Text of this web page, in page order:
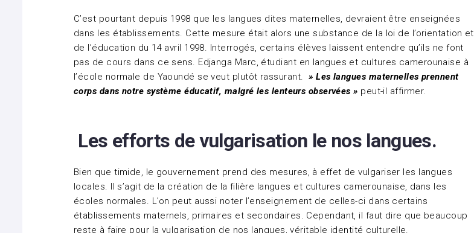
C’est pourtant depuis 1998 que les langues dites maternelles, devraient être enseignées
dans les établissements. Cette mesure était alors une substance de la loi de l’orientation et
de l’éducation du 14 avril 1998. Interrogés, certains élèves laissent entendre qu’ils ne font
pas de cours dans ce sens. Edjanga Marc, étudiant en langues et cultures camerounaise à
l’école normale de Yaoundé se veut plutôt rassurant. » Les langues maternelles prennent
corps dans notre système éducatif, malgré les lenteurs observées » peut-il affirmer.
Les efforts de vulgarisation le nos langues.
Bien que timide, le gouvernement prend des mesures, à effet de vulgariser les langues
locales. Il s’agit de la création de la filière langues et cultures camerounaise, dans les
écoles normales. L’on peut aussi noter l’enseignement de celles-ci dans certains
établissements maternels, primaires et secondaires. Cependant, il faut dire que beaucoup
reste à faire pour la vulgarisation de nos langues, véritable identité culturelle.